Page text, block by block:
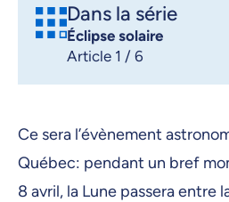
Dans la série
Éclipse solaire
Article 1 / 6
Ce sera l’évènement
Québec: pendant un bref
8 avril, la Lune passera entre